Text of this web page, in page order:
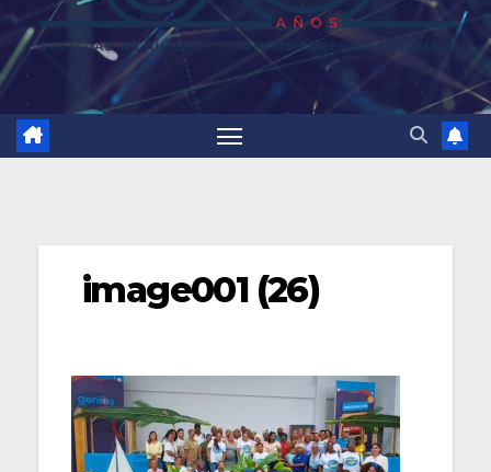
image001 (26)